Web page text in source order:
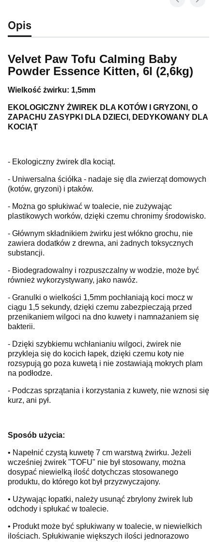
Opis
Velvet Paw Tofu Calming Baby
Powder Essence Kitten, 6l (2,6kg)
Wielkość żwirku: 1,5mm
EKOLOGICZNY ŻWIREK DLA KOTÓW I GRYZONI, O
ZAPACHU ZASYPKI DLA DZIECI, DEDYKOWANY DLA
KOCIĄT
- Ekologiczny żwirek dla kociąt.
- Uniwersalna ściółka - nadaje się dla zwierząt domowych
(kotów, gryzoni) i ptaków.
- Można go spłukiwać w toalecie, nie zużywając
plastikowych worków, dzięki czemu chronimy środowisko.
- Głównym składnikiem żwirku jest włókno grochu, nie
zawiera dodatków z drewna, ani żadnych toksycznych
substancji.
- Biodegradowalny i rozpuszczalny w wodzie, może być
również wykorzystywany, jako nawóz.
- Granulki o wielkości 1,5mm pochłaniają koci mocz w
ciągu 1,5 sekundy, dzięki czemu zabezpieczają przed
przenikaniem wilgoci na dno kuwety i namnażaniem się
bakterii.
- Dzięki szybkiemu wchłanianiu wilgoci, żwirek nie
przykleja się do kocich łapek, dzięki czemu koty nie
rozsypują go poza kuwetą i nie zostawiają mokrych plam
na podłodze.
- Podczas sprzątania i korzystania z kuwety, nie wznosi się
kurz, ani pył.
Sposób użycia:
• Napełnić czystą kuwetę 7 cm warstwą żwirku. Jeżeli
wcześniej żwirek "TOFU" nie był stosowany, można
dosypać niewielką ilość dotychczas stosowanego
produktu, do którego kot był przyzwyczajony.
• Używając łopatki, należy usunąć zbrylony żwirek lub
odchody i spłukać w toalecie.
• Produkt może być spłukiwany w toalecie, w niewielkich
ilościach. Spłukiwanie większych ilości jednorazowo